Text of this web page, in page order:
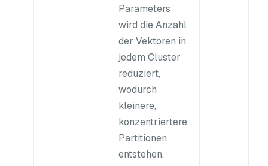
Parameters
wird die Anzahl
der Vektoren in
jedem Cluster
reduziert,
wodurch
kleinere,
konzentriertere
Partitionen
entstehen.